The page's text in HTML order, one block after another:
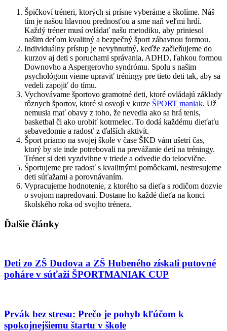
Špičkoví tréneri, ktorých si prísne vyberáme a školíme. Náš
tím je našou hlavnou prednosťou a sme naň veľmi hrdí.
Každý tréner musí ovládať našu metodiku, aby priniesol
našim deťom kvalitný a bezpečný šport zábavnou formou.
Individuálny prístup je nevyhnutný, keďže začleňujeme do
kurzov aj deti s poruchami správania, ADHD, ľahkou formou
Downovho a Aspergerovho syndrómu. Spolu s našim
psychológom vieme upraviť tréningy pre tieto deti tak, aby sa
vedeli zapojiť do tímu.
Vychovávame športovo gramotné deti, ktoré ovládajú základy
rôznych športov, ktoré si osvojí v kurze ŠPORT maniak. Už
nemusia mať obavy z toho, že nevedia ako sa hrá tenis,
basketbal či ako urobiť kotrmelec. To dodá každému dieťaťu
sebavedomie a radosť z ďalších aktivít.
Šport priamo na svojej škole v čase ŠKD vám ušetrí čas,
ktorý by ste inde potrebovali na prevážanie detí na tréningy.
Tréner si deti vyzdvihne v triede a odvedie do telocvične.
Športujeme pre radosť s kvalitnými pomôckami, nestresujeme
deti súťažami a porovnávaním.
Vypracujeme hodnotenie, z ktorého sa dieťa s rodičom dozvie
o svojom napredovaní. Dostane ho každé dieťa na konci
školského roka od svojho trénera.
Ďalšie články
Deti zo ZŠ Dudova a ZŠ Hubeného získali putovné
poháre v súťaži ŠPORTMANIAK CUP
Prvák bez stresu: Prečo je pohyb kľúčom k
spokojnejšiemu štartu v škole